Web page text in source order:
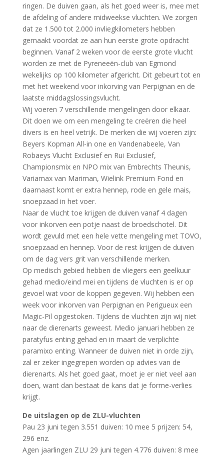
ringen. De duiven gaan, als het goed weer is, mee met
de afdeling of andere midweekse vluchten. We zorgen
dat ze 1.500 tot 2.000 invliegkilometers hebben
gemaakt voordat ze aan hun eerste grote opdracht
beginnen. Vanaf 2 weken voor de eerste grote vlucht
worden ze met de Pyreneeën-club van Egmond
wekelijks op 100 kilometer afgericht. Dit gebeurt tot en
met het weekend voor inkorving van Perpignan en de
laatste middagslossingsvlucht.
Wij voeren 7 verschillende mengelingen door elkaar.
Dit doen we om een mengeling te creëren die heel
divers is en heel vetrijk. De merken die wij voeren zijn:
Beyers Kopman All-in one en Vandenabeele, Van
Robaeys Vlucht Exclusief en Rui Exclusief,
Championsmix en NPO mix van Embrechts Theunis,
Variamax van Mariman, Wielink Premium Fond en
daarnaast komt er extra hennep, rode en gele mais,
snoepzaad in het voer.
Naar de vlucht toe krijgen de duiven vanaf 4 dagen
voor inkorven een potje naast de broedschotel. Dit
wordt gevuld met een hele vette mengeling met TOVO,
snoepzaad en hennep. Voor de rest krijgen de duiven
om de dag vers grit van verschillende merken.
Op medisch gebied hebben de vliegers een geelkuur
gehad medio/eind mei en tijdens de vluchten is er op
gevoel wat voor de koppen gegeven. Wij hebben een
week voor inkorven van Perpignan en Perigueux een
Magic-Pil opgestoken. Tijdens de vluchten zijn wij niet
naar de dierenarts geweest. Medio januari hebben ze
paratyfus enting gehad en in maart de verplichte
paramixo enting. Wanneer de duiven niet in orde zijn,
zal er zeker ingegrepen worden op advies van de
dierenarts. Als het goed gaat, moet je er niet veel aan
doen, want dan bestaat de kans dat je forme-verlies
krijgt.
De uitslagen op de ZLU-vluchten
Pau 23 juni tegen 3.551 duiven: 10 mee 5 prijzen: 54,
296 enz.
Agen jaarlingen ZLU 29 juni tegen 4.776 duiven: 8 mee